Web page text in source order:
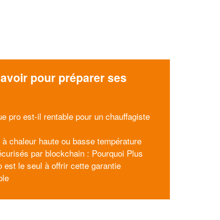
pour préparer ses
pro est-il rentable pour un chauffagiste
à chaleur haute ou basse température
par blockchain : Pourquoi Plus
est le seul à offrir cette garantie